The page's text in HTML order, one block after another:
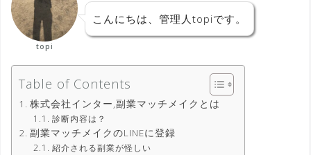
topi
こんにちは、管理人topiです。
Table of Contents
株式会社インター,副業マッチメイクとは
診断内容は？
副業マッチメイクのLINEに登録
紹介される副業が怪しい